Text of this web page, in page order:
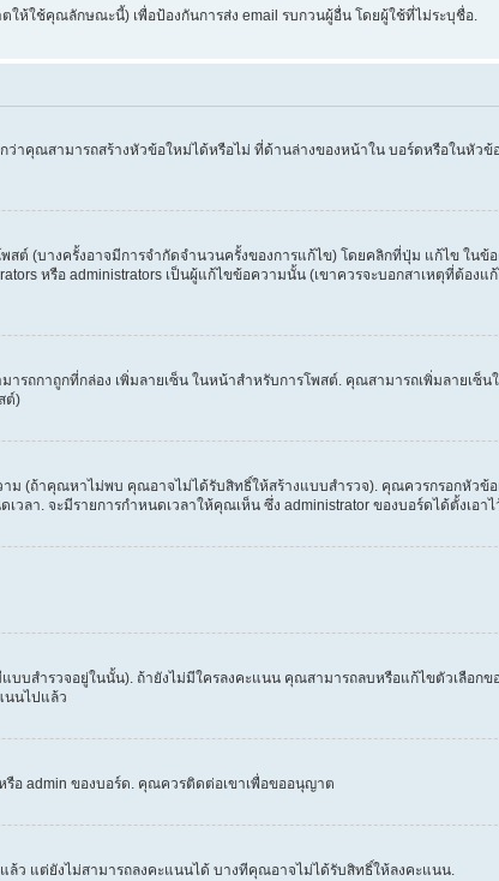
ห้ใช้คุณลักษณะนี้) เพื่อป้องกันการส่ง email รบกวนผู้อื่น โดยผู้ใช้ที่ไม่ระบุชื่อ.
คุณสามารถสร้างหัวข้อใหม่ได้หรือไม่ ที่ด้านล่างของหน้าใน บอร์ดหรือในหัวข้
ต์ (บางครั้งอาจมีการจำกัดจำนวนครั้งของการแก้ไข) โดยคลิกที่ปุ่ม แก้ไข ใ
หรือ administrators เป็นผู้แก้ไขข้อความนั้น (เขาควรจะบอกสาเหตุที่ต้องแ
กาถูกที่กล่อง เพิ่มลายเซ็น ในหน้าสำหรับการโพสต์. คุณสามารถเพิ่มลายเซ็น
ต์)
ถ้าคุณหาไม่พบ คุณอาจไม่ได้รับสิทธิ์ให้สร้างแบบสำรวจ). คุณควรกรอกหัวข้อ
ลา. จะมีรายการกำหนดเวลาให้คุณเห็น ซึ่ง administrator ของบอร์ดได้ตั้งเอาไ
บสำรวจอยู่ในนั้น). ถ้ายังไม่มีใครลงคะแนน คุณสามารถลบหรือแก้ไขตัวเลือกข
นนไปแล้ว
อ admin ของบอร์ด. คุณควรติดต่อเขาเพื่อขออนุญาต
ว แต่ยังไม่สามารถลงคะแนนได้ บางทีคุณอาจไม่ได้รับสิทธิ์ให้ลงคะแนน.